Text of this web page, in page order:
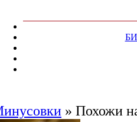
» Похожи